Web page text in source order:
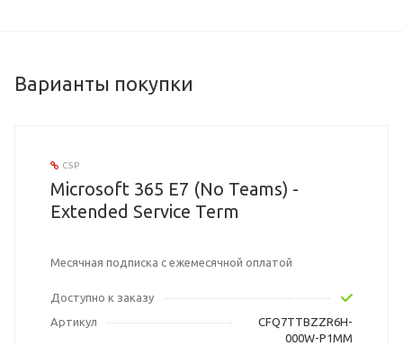
Варианты покупки
CSP
Microsoft 365 E7 (No Teams) -
Extended Service Term
Месячная подписка с ежемесячной оплатой
Доступно к заказу
Артикул
CFQ7TTBZZR6H-
000W-P1MM